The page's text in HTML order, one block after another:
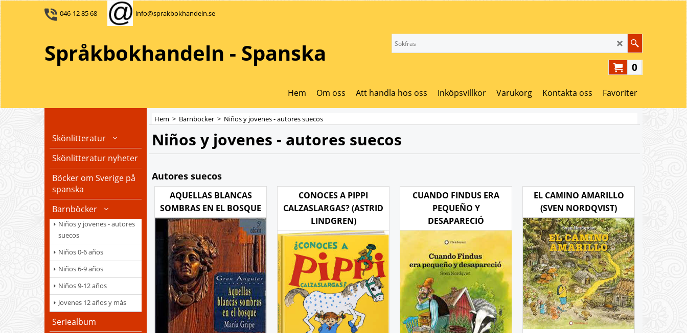
046-12 85 68 info@sprakbokhandeln.se
Språkbokhandeln - Spanska
0
Hem Om oss Att handla hos oss Inköpsvillkor Varukorg Kontakta oss Favoriter
Skönlitteratur
Skönlitteratur nyheter
Böcker om Sverige på
spanska
Barnböcker
Niños y jovenes - autores
suecos
Niños 0-6 años
Niños 6-9 años
Niños 9-12 años
Jovenes 12 años y más
Seriealbum
Hem > Barnböcker > Niños y jovenes - autores suecos
Niños y jovenes - autores suecos
Autores suecos
AQUELLAS BLANCAS
SOMBRAS EN EL BOSQUE
CONOCES A PIPPI
CALZASLARGAS? (ASTRID
LINDGREN)
CUANDO FINDUS ERA
PEQUEÑO Y
DESAPARECIÓ
EL CAMINO AMARILLO
(SVEN NORDQVIST)